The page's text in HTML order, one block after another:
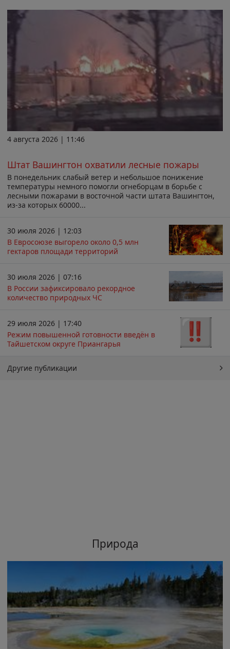
4 августа 2026 | 11:46
Штат Вашингтон охватили лесные пожары
В понедельник слабый ветер и небольшое понижение
температуры немного помогли огнеборцам в борьбе с
лесными пожарами в восточной части штата Вашингтон,
из-за которых 60000...
30 июля 2026 | 12:03
В Евросоюзе выгорело около 0,5 млн
гектаров площади территорий
30 июля 2026 | 07:16
В России зафиксировало рекордное
количество природных ЧС
29 июля 2026 | 17:40
Режим повышенной готовности введён в
Тайшетском округе Приангарья
Другие публикации
Природа